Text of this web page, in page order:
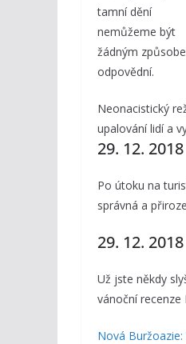
tamní dění
nemůžeme být
žádným
odpovědní.
Neonacistický
upalování lidí a
29. 12. 2018
Po útoku na
správná a
29. 12. 2018
Už jste někdy
vánoční recenze
Nová